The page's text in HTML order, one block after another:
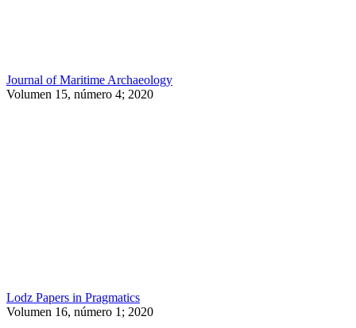
Journal of Maritime Archaeology
Volumen 15, número 4; 2020
Lodz Papers in Pragmatics
Volumen 16, número 1; 2020